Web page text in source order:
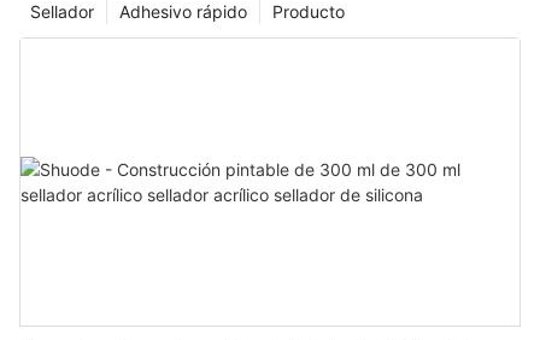
Producto
Adhesivo rápido
Sellador